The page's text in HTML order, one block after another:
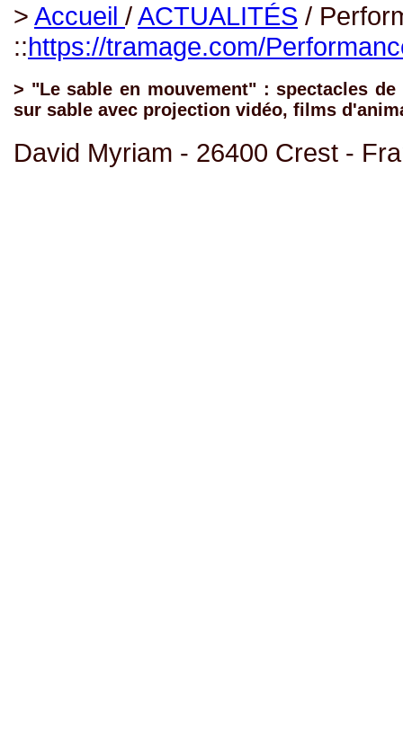
> Accueil /ACTUALITÉS /
::https://tramage.com/
> "Le sable en mouvement" : spectacles
sur sable avec projection vidéo, films
David Myriam - 26400 Crest -